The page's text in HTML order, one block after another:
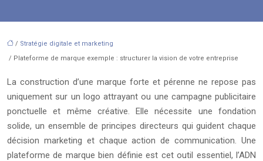
/ Stratégie digitale et marketing
/ Plateforme de marque exemple : structurer la vision de votre entreprise
La construction d’une marque forte et pérenne ne repose pas
uniquement sur un logo attrayant ou une campagne publicitaire
ponctuelle et même créative. Elle nécessite une fondation
solide, un ensemble de principes directeurs qui guident chaque
décision marketing et chaque action de communication. Une
plateforme de marque bien définie est cet outil essentiel, l’ADN